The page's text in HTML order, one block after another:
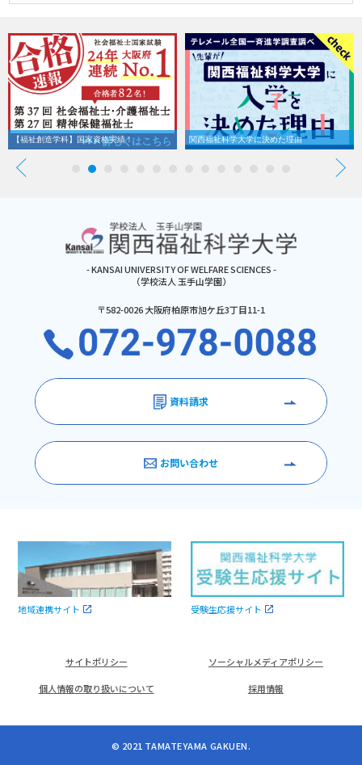
【福祉創造学科】国家資格実績！ 関西福祉科学大学に決めた理由
- KANSAI UNIVERSITY OF WELFARE SCIENCES -
（学校法人 玉手山学園）
〒582-0026 大阪府柏原市旭ケ丘3丁目11-1
資料請求
お問い合わせ
地域連携サイト 受験生応援サイト
サイトポリシー ソーシャルメディアポリシー
個人情報の取り扱いについて 採用情報
© 2021 TAMATEYAMA GAKUEN.